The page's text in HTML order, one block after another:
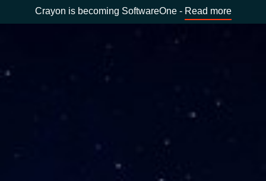
Crayon is becoming SoftwareOne - Read more